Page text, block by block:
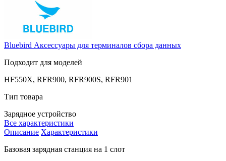
Bluebird Аксессуары для терминалов сбора данных
Подходит для моделей
HF550X, RFR900, RFR900S, RFR901
Тип товара
Зарядное устройство
Все характеристики
Описание Характеристики
Базовая зарядная станция на 1 слот